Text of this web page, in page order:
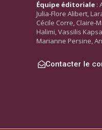
Équipe éditoriale :
Julia-Flore Alibert,
Cécile Corre, Claire-
Halimi, Vassilis
Marianne Persine,
Contacter le